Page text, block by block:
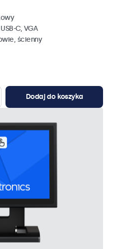
C, VGA
ścienny
Dodaj do koszyka